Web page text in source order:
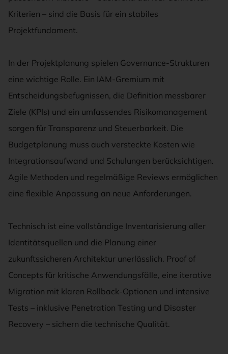
Kriterien – sind die Basis für ein stabiles
Projektfundament.
In der Projektplanung spielen Governance-Strukturen
eine wichtige Rolle. Ein IAM-Gremium mit
Entscheidungsbefugnissen, die Definition messbarer
Ziele (KPIs) und ein umfassendes Risikomanagement
sorgen für Transparenz und Steuerbarkeit. Die
Budgetplanung muss auch versteckte Kosten wie
Integrationsaufwand und Schulungen berücksichtigen.
Agile Methoden und regelmäßige Reviews ermöglichen
eine flexible Anpassung an neue Anforderungen.
Technisch ist eine vollständige Inventarisierung aller
Identitätsquellen und die Planung einer
zukunftssicheren Architektur unerlässlich. Proof of
Concepts für kritische Anwendungsfälle, eine iterative
Migration mit klaren Rollback-Optionen und intensive
Tests – inklusive Penetration Testing und Disaster
Recovery – sichern die technische Qualität.